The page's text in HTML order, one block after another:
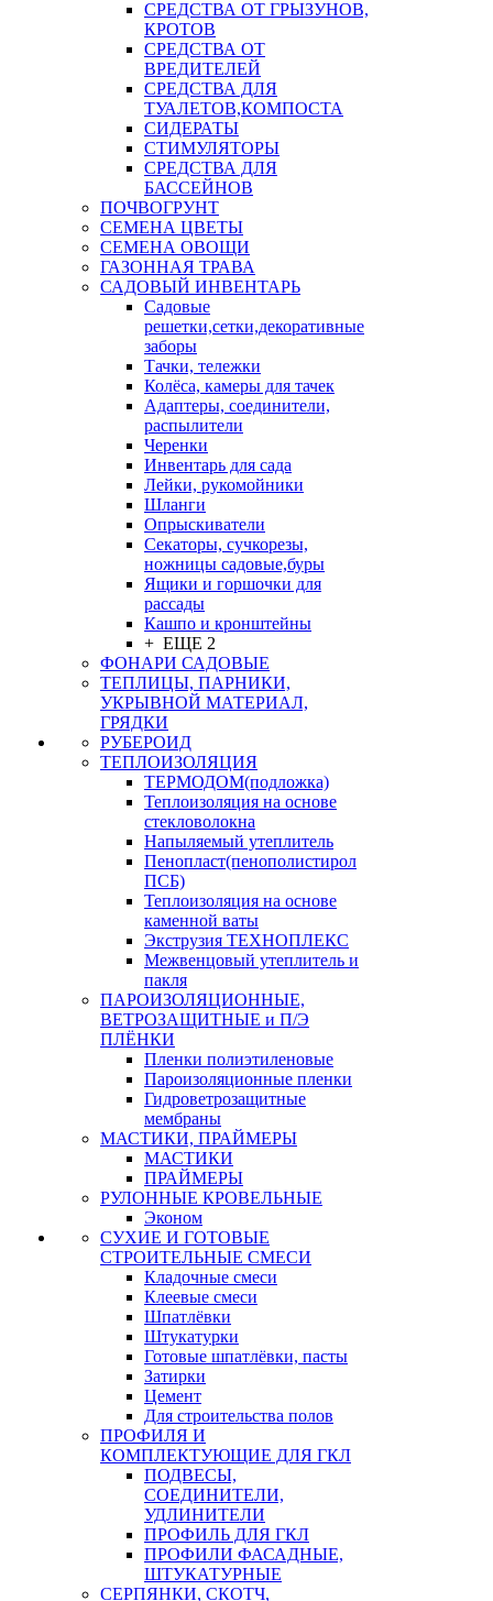
СРЕДСТВА ОТ ГРЫЗУНОВ,
КРОТОВ
СРЕДСТВА ОТ
ВРЕДИТЕЛЕЙ
СРЕДСТВА ДЛЯ
ТУАЛЕТОВ,КОМПОСТА
СИДЕРАТЫ
СТИМУЛЯТОРЫ
СРЕДСТВА ДЛЯ
БАССЕЙНОВ
ПОЧВОГРУНТ
СЕМЕНА ЦВЕТЫ
СЕМЕНА ОВОЩИ
ГАЗОННАЯ ТРАВА
САДОВЫЙ ИНВЕНТАРЬ
Садовые
решетки,сетки,декоративные
заборы
Тачки, тележки
Колёса, камеры для тачек
Адаптеры, соединители,
распылители
Черенки
Инвентарь для сада
Лейки, рукомойники
Шланги
Опрыскиватели
Секаторы, сучкорезы,
ножницы садовые,буры
Ящики и горшочки для
рассады
Кашпо и кронштейны
+ ЕЩЕ 2
ФОНАРИ САДОВЫЕ
ТЕПЛИЦЫ, ПАРНИКИ,
УКРЫВНОЙ МАТЕРИАЛ,
ГРЯДКИ
РУБЕРОИД
ТЕПЛОИЗОЛЯЦИЯ
ТЕРМОДОМ(подложка)
Теплоизоляция на основе
стекловолокна
Напыляемый утеплитель
Пенопласт(пенополистирол
ПСБ)
Теплоизоляция на основе
каменной ваты
Экструзия ТЕХНОПЛЕКС
Межвенцовый утеплитель и
пакля
ПАРОИЗОЛЯЦИОННЫЕ,
ВЕТРОЗАЩИТНЫЕ и П/Э
ПЛЁНКИ
Пленки полиэтиленовые
Пароизоляционные пленки
Гидроветрозащитные
мембраны
МАСТИКИ, ПРАЙМЕРЫ
МАСТИКИ
ПРАЙМЕРЫ
РУЛОННЫЕ КРОВЕЛЬНЫЕ
Эконом
СУХИЕ И ГОТОВЫЕ
СТРОИТЕЛЬНЫЕ СМЕСИ
Кладочные смеси
Клеевые смеси
Шпатлёвки
Штукатурки
Готовые шпатлёвки, пасты
Затирки
Цемент
Для строительства полов
ПРОФИЛЯ И
КОМПЛЕКТУЮЩИЕ ДЛЯ ГКЛ
ПОДВЕСЫ,
СОЕДИНИТЕЛИ,
УДЛИНИТЕЛИ
ПРОФИЛЬ ДЛЯ ГКЛ
ПРОФИЛИ ФАСАДНЫЕ,
ШТУКАТУРНЫЕ
СЕРПЯНКИ, СКОТЧ,